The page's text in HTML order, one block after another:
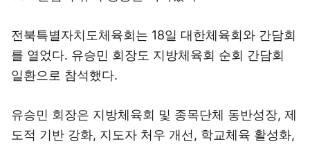
전북특별자치도체육회는 18일 대한체육회와 간담회
를 열었다. 유승민 회장도 지방체육회 순회 간담회
일환으로 참석했다.
유승민 회장은 지방체육회 및 종목단체 동반성장, 제
도적 기반 강화, 지도자 처우 개선, 학교체육 활성화,